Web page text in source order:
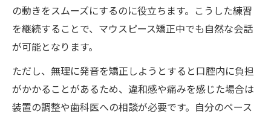
の動きをスムーズにするのに役立ちます。こうした練習
を継続することで、マウスピース矯正中でも自然な会話
が可能となります。
ただし、無理に発音を矯正しようとすると口腔内に負担
がかかることがあるため、違和感や痛みを感じた場合は
装置の調整や歯科医への相談が必要です。自分のペース